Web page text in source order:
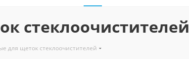
стеклоочистителей
для щеток стеклоочистителей